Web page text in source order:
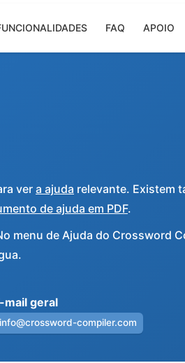
FAQ APOIO
ver a ajuda relevante. Existem
de ajuda em PDF.
menu de Ajuda do Crossword
mail geral
info@crossword-compiler.com